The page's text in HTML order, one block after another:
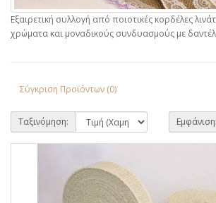
Εξαιρετική συλλογή από ποιοτικές κορδέλες
χρώματα και μοναδικούς συνδυασμούς με
Σύγκριση Προϊόντων (0)
Ταξινόμηση: Εμφάνιση: